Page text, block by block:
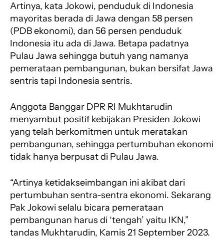
Artinya, kata Jokowi, penduduk di Indonesia
mayoritas berada di Jawa dengan 58 persen
(PDB ekonomi), dan 56 persen penduduk
Indonesia itu ada di Jawa. Betapa padatnya
Pulau Jawa sehingga butuh yang namanya
pemerataan pembangunan, bukan bersifat Jawa
sentris tapi Indonesia sentris.
Anggota Banggar DPR RI Mukhtarudin
menyambut positif kebijakan Presiden Jokowi
yang telah berkomitmen untuk meratakan
pembangunan, sehingga pertumbuhan ekonomi
tidak hanya berpusat di Pulau Jawa.
“Artinya ketidakseimbangan ini akibat dari
pertumbuhan sentra-sentra ekonomi. Sekarang
Pak Jokowi selalu bicara pemerataan
pembangunan harus di ‘tengah’ yaitu IKN,”
tandas Mukhtarudin, Kamis 21 September 2023.